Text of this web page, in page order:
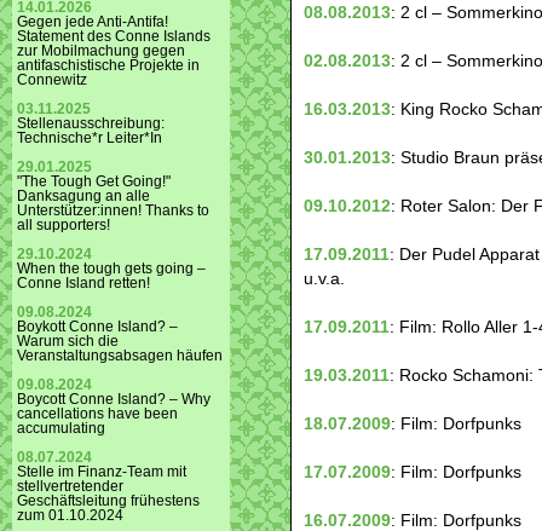
14.01.2026
Gegen jede Anti-Antifa!
Statement des Conne Islands
zur Mobilmachung gegen
antifaschistische Projekte in
Connewitz
03.11.2025
Stellenausschreibung:
Technische*r Leiter*In
29.01.2025
"The Tough Get Going!"
Danksagung an alle
Unterstützer:innen! Thanks to
all supporters!
29.10.2024
When the tough gets going –
Conne Island retten!
09.08.2024
Boykott Conne Island? –
Warum sich die
Veranstaltungsabsagen häufen
09.08.2024
Boycott Conne Island? – Why
cancellations have been
accumulating
08.07.2024
Stelle im Finanz-Team mit
stellvertretender
Geschäftsleitung frühestens
zum 01.10.2024
08.08.2013: 2 cl –
02.08.2013: 2 cl –
16.03.2013: King Rocko
30.01.2013: Studio Braun
09.10.2012: Roter Salon: Der
17.09.2011: Der Pudel
u.v.a.
17.09.2011: Film: Rollo Aller 1-
19.03.2011: Rocko Schamoni:
18.07.2009: Film: Dorfpunks
17.07.2009: Film: Dorfpunks
16.07.2009: Film: Dorfpunks